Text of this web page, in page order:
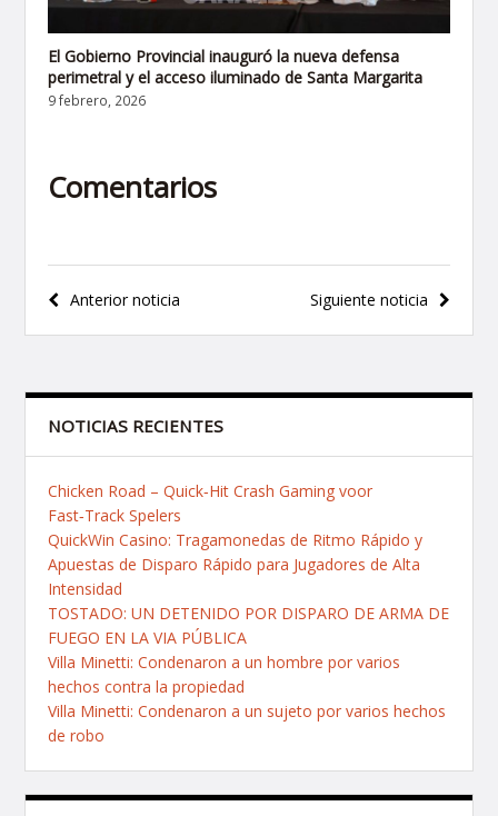
El Gobierno Provincial inauguró la nueva defensa
perimetral y el acceso iluminado de Santa Margarita
9 febrero, 2026
Comentarios
Navegación
de
Siguiente noticia
Anterior noticia
NOTICIAS RECIENTES
Chicken Road – Quick‑Hit Crash Gaming voor
Fast‑Track Spelers
QuickWin Casino: Tragamonedas de Ritmo Rápido y
Apuestas de Disparo Rápido para Jugadores de Alta
Intensidad
TOSTADO: UN DETENIDO POR DISPARO DE ARMA DE
FUEGO EN LA VIA PÚBLICA
Villa Minetti: Condenaron a un hombre por varios
hechos contra la propiedad
Villa Minetti: Condenaron a un sujeto por varios hechos
de robo